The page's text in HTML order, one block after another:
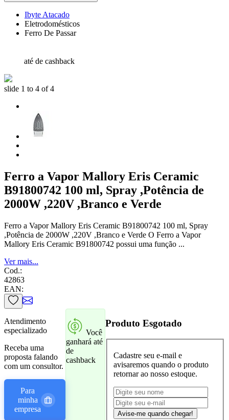
Ibyte Atacado
Eletrodomésticos
Ferro De Passar
até de cashback
slide 1 to 4 of 4
Ferro a Vapor Mallory Eris Ceramic
B91800742 100 ml, Spray ,Potência de
2000W ,220V ,Branco e Verde
Ferro a Vapor Mallory Eris Ceramic B91800742 100 ml, Spray
,Potência de 2000W ,220V ,Branco e Verde O Ferro a Vapor
Mallory Eris Ceramic B91800742 possui uma função ...
Ver mais...
Cod.:
42863
EAN:
Atendimento
especializado
Receba uma
proposta falando
com um consultor.
Para
minha
empresa
Você
ganhará até
de
cashback
Produto Esgotado
Cadastre seu e-mail e
avisaremos quando o produto
retornar ao nosso estoque.